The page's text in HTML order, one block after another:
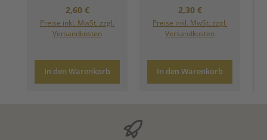
Regulärer Preis:
2,60 €
Preise inkl. MwSt. zzgl.
Versandkosten
In den Warenkorb
Regulärer Preis:
2,30 €
Preise inkl. MwSt. zzgl.
Versandkosten
In den Warenkorb